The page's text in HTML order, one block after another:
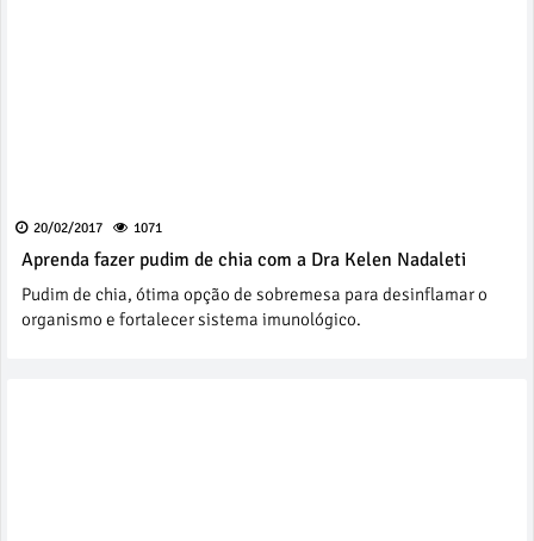
20/02/2017 1071
Aprenda fazer pudim de chia com a Dra Kelen Nadaleti
Pudim de chia, ótima opção de sobremesa para desinflamar o
organismo e fortalecer sistema imunológico.